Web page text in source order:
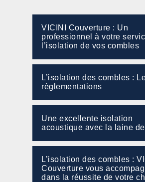
VICINI Couverture : Un
professionnel à votre
l’isolation de vos combles
L’isolation des combles :
règlementations
Une excellente isolation
acoustique avec la laine
L’isolation des combles :
Couverture vous
dans la réussite de votre